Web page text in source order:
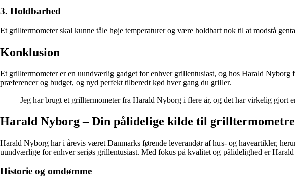
3. Holdbarhed
Et grilltermometer skal kunne tåle høje temperaturer og være holdbart nok til at modstå
Konklusion
Et grilltermometer er en uundværlig gadget for enhver grillentusiast, og hos Harald
præferencer og budget, og nyd perfekt tilberedt kød hver gang du griller.
Jeg har brugt et grilltermometer fra Harald Nyborg i flere år, og det har virkelig gjort
Harald Nyborg – Din pålidelige kilde til grilltermometre
Harald Nyborg har i årevis været Danmarks førende leverandør af hus- og haveartikler,
uundværlige for enhver seriøs grillentusiast. Med fokus på kvalitet og pålidelighed er
Historie og omdømme